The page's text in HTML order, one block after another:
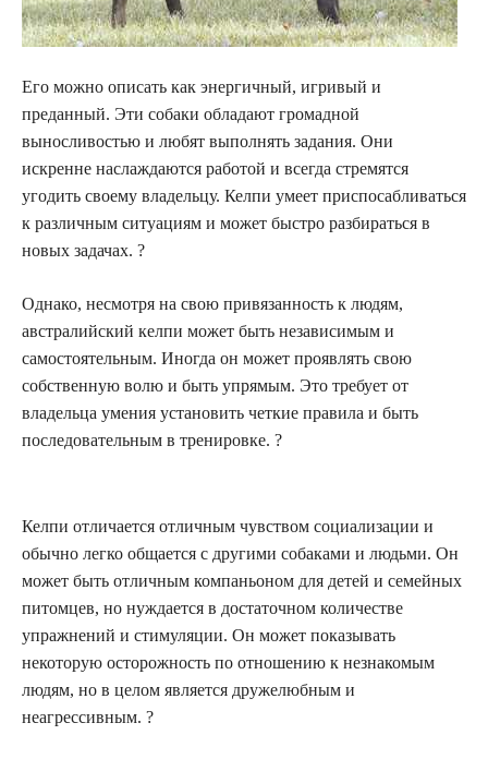
Его можно описать как энергичный, игривый и
преданный. Эти собаки обладают громадной
выносливостью и любят выполнять задания. Они
искренне наслаждаются работой и всегда стремятся
угодить своему владельцу. Келпи умеет приспосабливаться
к различным ситуациям и может быстро разбираться в
новых задачах. ?
Однако, несмотря на свою привязанность к людям,
австралийский келпи может быть независимым и
самостоятельным. Иногда он может проявлять свою
собственную волю и быть упрямым. Это требует от
владельца умения установить четкие правила и быть
последовательным в тренировке. ?
Келпи отличается отличным чувством социализации и
обычно легко общается с другими собаками и людьми. Он
может быть отличным компаньоном для детей и семейных
питомцев, но нуждается в достаточном количестве
упражнений и стимуляции. Он может показывать
некоторую осторожность по отношению к незнакомым
людям, но в целом является дружелюбным и
неагрессивным. ?